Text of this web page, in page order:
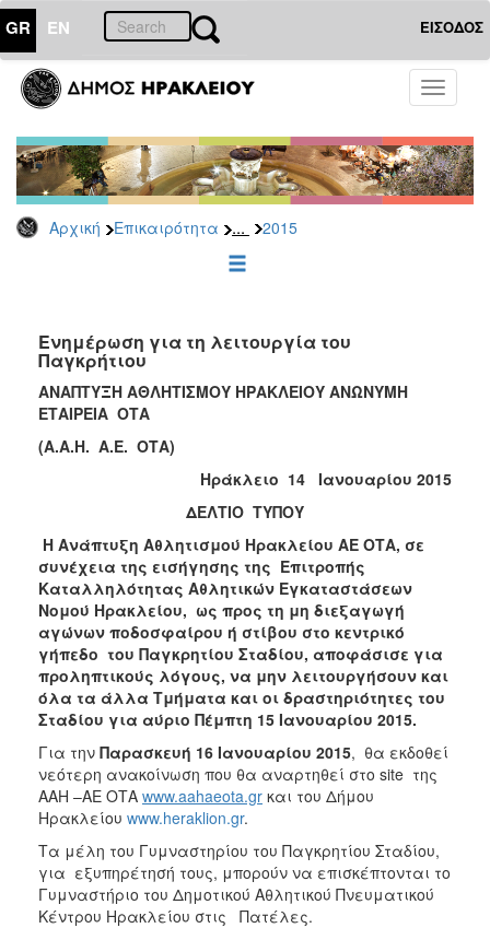
GR EN ΕΙΣΟΔΟΣ
Toggle
Αρχική Επικαιρότητα ... 2015
ΕΠΙΚΑΙΡΟΤΗΤΑ
Τύπου
Αρχείο
2026
2025
2022
2021
2020
2019
2016
2015
2013
2012
2011
2010
2006
ΔΗΜΟΤΗΣ
ΕΠΙΣΚΕΠΤΗΣ
Ενημέρωση για τη λειτουργία του
Παγκρήτιου
ΑΝΑΠΤΥΞΗ ΑΘΛΗΤΙΣΜΟΥ ΗΡΑΚΛΕΙΟΥ ΑΝΩΝΥΜΗ
ΕΤΑΙΡΕΙΑ ΟΤΑ
(Α.Α.Η. Α.Ε. ΟΤΑ)
Ηράκλειο 14 Ιανουαρίου 2015
ΔΕΛΤΙΟ ΤΥΠΟΥ
Η Ανάπτυξη Αθλητισμού Ηρακλείου ΑΕ ΟΤΑ, σε
συνέχεια της εισήγησης της Επιτροπής
Καταλληλότητας Αθλητικών Εγκαταστάσεων
Νομού Ηρακλείου, ως προς τη μη διεξαγωγή
αγώνων ποδοσφαίρου ή στίβου στο κεντρικό
γήπεδο του Παγκρητίου Σταδίου, αποφάσισε για
προληπτικούς λόγους, να μην λειτουργήσουν και
όλα τα άλλα Τμήματα και οι δραστηριότητες του
Σταδίου για αύριο Πέμπτη 15 Ιανουαρίου 2015.
Για την Παρασκευή 16 Ιανουαρίου 2015, θα εκδοθεί
νεότερη ανακοίνωση που θα αναρτηθεί στο site της
ΑΑΗ –ΑΕ ΟΤΑ www.aahaeota.gr και του Δήμου
Ηρακλείου www.heraklion.gr.
Τα μέλη του Γυμναστηρίου του Παγκρητίου Σταδίου,
για εξυπηρέτησή τους, μπορούν να επισκέπτονται το
Γυμναστήριο του Δημοτικού Αθλητικού Πνευματικού
Κέντρου Ηρακλείου στις Πατέλες.